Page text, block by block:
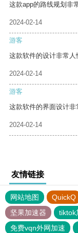
这款app的路线规划非
2024-02-14
游客
这款软件的设计非常人
2024-02-14
游客
这款软件的界面设计非
2024-02-14
友情链接
网站地图 QuickQ
坚果加速器
tiktok
免费vqn外网加速